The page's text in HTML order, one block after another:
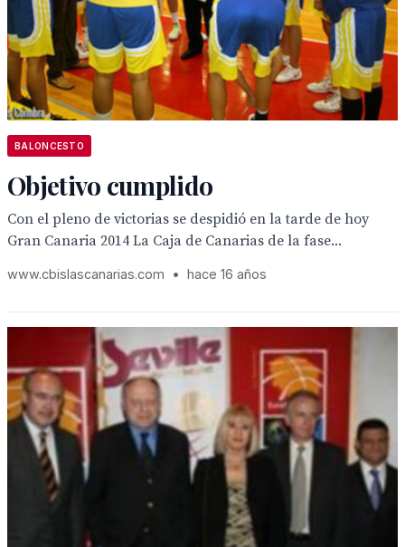
BALONCESTO
Objetivo cumplido
Con el pleno de victorias se despidió en la tarde de hoy
Gran Canaria 2014 La Caja de Canarias de la fase...
www.cbislascanarias.com • hace 16 años